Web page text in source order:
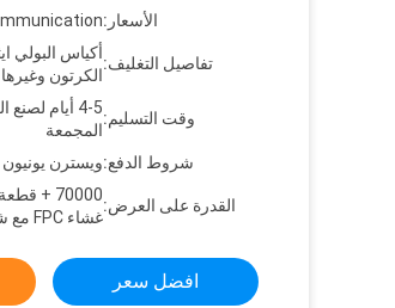
الأسعار:
تفاصيل التغليف:
أكياس البولي
الكرتون وغيرها
وقت التسليم:
المجمعة
شروط الدفع:ويسترن
القدرة على العرض:
70000
غشاء FPC مع شاشة عرض LED حليبي
افضل سعر